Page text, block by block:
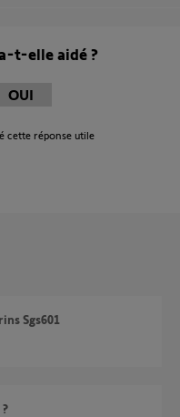
t-elle aidé ?
OUI
cette réponse utile
Sgs601